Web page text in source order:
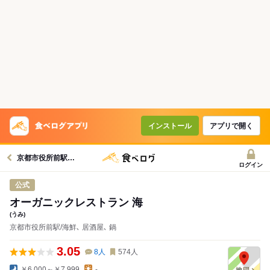
インストール アプリで開く
京都市役所前駅グルメへ
ログイン
公式
オーガニックレストラン 海
(うみ)
京都市役所前駅/海鮮､ 居酒屋､ 鍋
3.05 8人 574人